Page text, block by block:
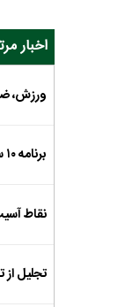
اخبار
ورزش،
برنامه ۱۰ ساله برای ارتقای بهره‌وری آب در بخش کشاورزی آذربایجان شرقی
نقاط آسیب
تجلیل